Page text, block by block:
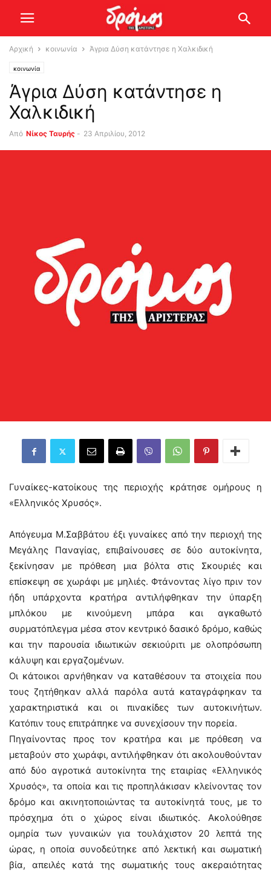
Αρχική κοινωνία Άγρια Δύση κατάντησε η Χαλκιδική
κοινωνία
Άγρια Δύση κατάντησε η
Χαλκιδική
Από Νίκος Ταυρής - 23 Απριλίου, 2012
Γυναίκες-κατοίκους της περιοχής κράτησε ομήρους η
«Ελληνικός Χρυσός».
Απόγευμα Μ.Σαββάτου έξι γυναίκες από την περιοχή της
Μεγάλης Παναγίας, επιβαίνουσες σε δύο αυτοκίνητα,
ξεκίνησαν με πρόθεση μια βόλτα στις Σκουριές και
επίσκεψη σε χωράφι με μηλιές. Φτάνοντας λίγο πριν τον
ήδη υπάρχοντα κρατήρα αντιλήφθηκαν την ύπαρξη
μπλόκου με κινούμενη μπάρα και αγκαθωτό
συρματόπλεγμα μέσα στον κεντρικό δασικό δρόμο, καθώς
και την παρουσία ιδιωτικών σεκιούριτι με ολοπρόσωπη
κάλυψη και εργαζομένων.
Οι κάτοικοι αρνήθηκαν να καταθέσουν τα στοιχεία που
τους ζητήθηκαν αλλά παρόλα αυτά καταγράφηκαν τα
χαρακτηριστικά και οι πινακίδες των αυτοκινήτων.
Κατόπιν τους επιτράπηκε να συνεχίσουν την πορεία.
Πηγαίνοντας προς τον κρατήρα και με πρόθεση να
μεταβούν στο χωράφι, αντιλήφθηκαν ότι ακολουθούνταν
από δύο αγροτικά αυτοκίνητα της εταιρίας «Ελληνικός
Χρυσός», τα οποία και τις προπηλάκισαν κλείνοντας τον
δρόμο και ακινητοποιώντας τα αυτοκίνητά τους, με το
πρόσχημα ότι ο χώρος είναι ιδιωτικός. Ακολούθησε
ομηρία των γυναικών για τουλάχιστον 20 λεπτά της
ώρας, η οποία συνοδεύτηκε από λεκτική και σωματική
βία, απειλές κατά της σωματικής τους ακεραιότητας